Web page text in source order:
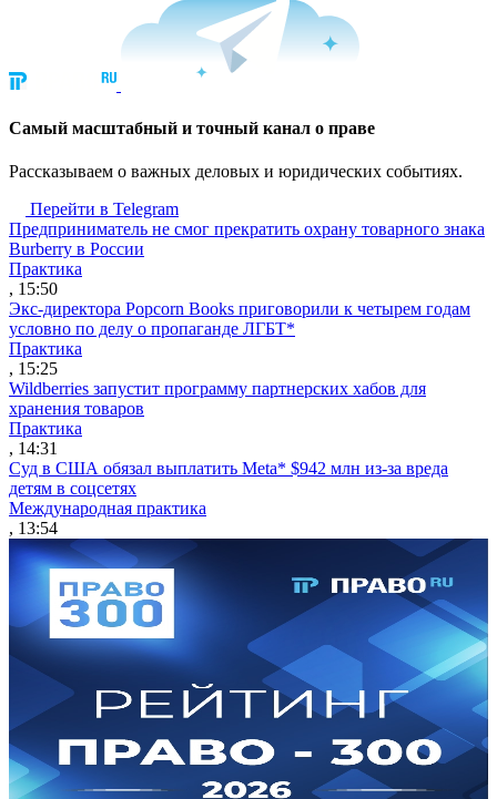
Cамый масштабный и точный канал о праве
Рассказываем о важных деловых и юридических событиях.
Перейти в Telegram
Предприниматель не смог прекратить охрану товарного знака
Burberry в России
Практика
, 15:50
Экс-директора Popcorn Books приговорили к четырем годам
условно по делу о пропаганде ЛГБТ*
Практика
, 15:25
Wildberries запустит программу партнерских хабов для
хранения товаров
Практика
, 14:31
Суд в США обязал выплатить Meta* $942 млн из-за вреда
детям в соцсетях
Международная практика
, 13:54